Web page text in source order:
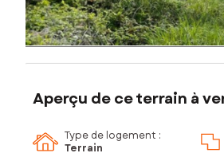
Aperçu de ce terrain à
Type de logement :
Terrain